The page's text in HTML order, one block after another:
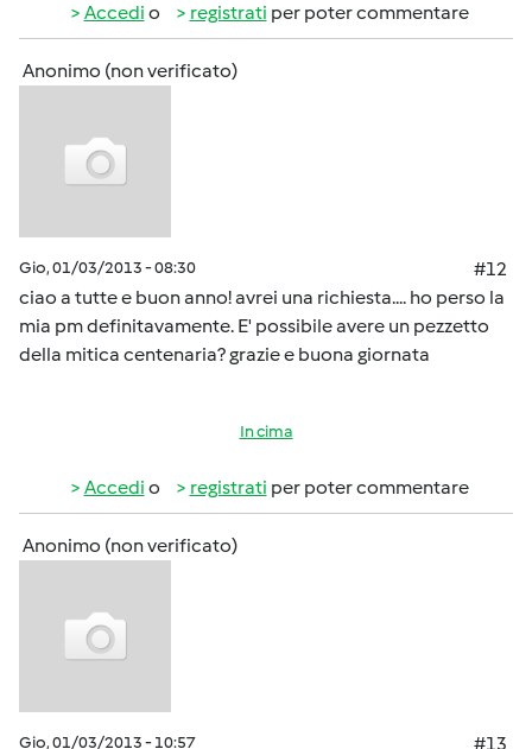
Accedi o registrati per poter commentare
Anonimo (non verificato)
Gio, 01/03/2013 - 08:30
#12
ciao a tutte e buon anno! avrei una richiesta.... ho perso la
mia pm definitavamente. E' possibile avere un pezzetto
della mitica centenaria? grazie e buona giornata
In cima
Accedi o registrati per poter commentare
Anonimo (non verificato)
Gio, 01/03/2013 - 10:57
#13